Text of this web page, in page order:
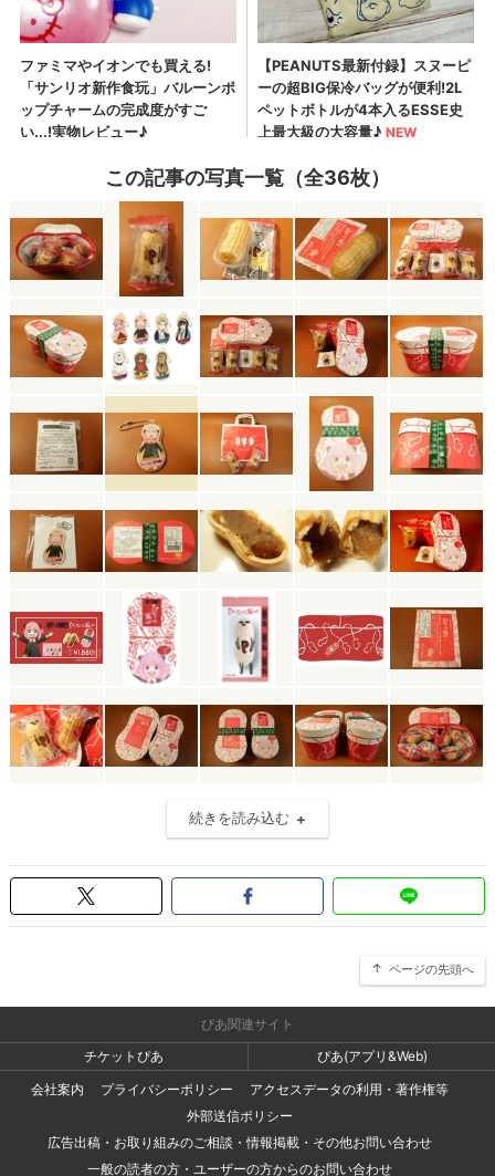
この記事の写真一覧（全36枚）
続きを読み込む
ページの先頭へ
ぴあ関連サイト
チケットぴあ
ぴあ(アプリ&Web)
会社案内
プライバシーポリシー
アクセスデータの利用・著作権等
外部送信ポリシー
広告出稿・お取り組みのご相談・情報掲載・その他お問い合わせ
一般の読者の方・ユーザーの方からのお問い合わせ